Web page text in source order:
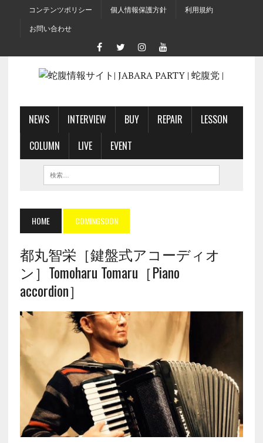
コンテンツポリシー 個人情報保護方針
利用規約
お問い合わせ
NEWS INTERVIEW BUY REPAIR
LESSON
COLUMN
LIVE EVENT
HOME COMINGSOON
都丸智栄［鍵盤式アコーディオ
ン］Tomoharu Tomaru［Piano
accordion］